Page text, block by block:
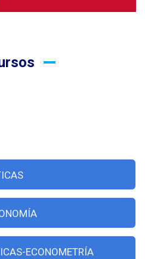
ECONOMETRÍA